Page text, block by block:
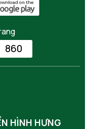
860
HÌNH HƯNG